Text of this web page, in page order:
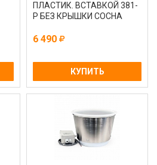
ПЛАСТИК. ВСТАВКОЙ 381-
P БЕЗ КРЫШКИ СОСНА
6 490
КУПИТЬ